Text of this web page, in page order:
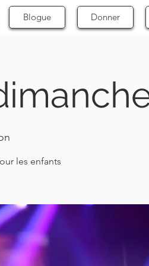
Blogue Donner
les enfants